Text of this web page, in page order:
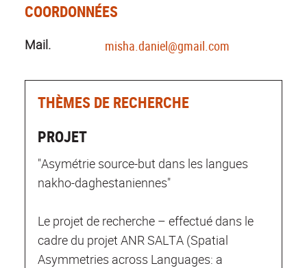
COORDONNÉES
Mail. misha.daniel@gmail.com
THÈMES DE RECHERCHE
PROJET
"Asymétrie source-but dans les langues
nakho-daghestaniennes"
Le projet de recherche – effectué dans le
cadre du projet ANR SALTA (Spatial
Asymmetries across Languages: a